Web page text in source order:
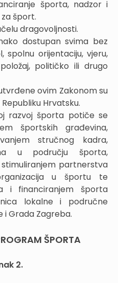
športa, nadzor i
šport.
dragovoljnosti.
dostupan svima bez
spolnu orijentaciju, vjeru,
političko ili drugo
ovim Zakonom su
Hrvatsku.
razvoj športa potiče se
športskih građevina,
stručnog kadra,
u području športa,
partnerstva
u športu te
i financiranjem športa
lokalne i područne
Grada Zagreba.
ŠPORTA
2.